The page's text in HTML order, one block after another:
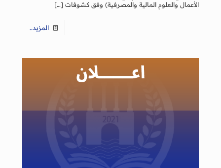
الأعمال والعلوم المالية والمصرفية) وفق كشوفات […]
المزيد..